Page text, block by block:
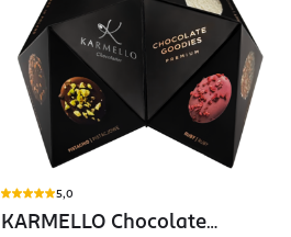
5,0
KARMELLO Chocolate